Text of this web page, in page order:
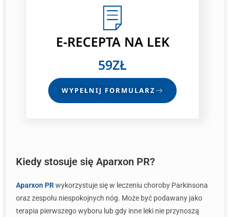
E-RECEPTANA LEK
59ZŁ
WYPEŁNIJ FORMULARZ
Kiedy stosuje się Aparxon PR?
Aparxon PRwykorzystuje się w leczeniu choroby Parkinsona
oraz zespołu niespokojnych nóg. Może być podawany jako
terapia pierwszego wyboru lub gdy inne leki nie przynoszą